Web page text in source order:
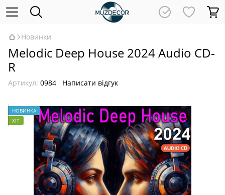
Новинки
Melodic Deep House 2024 Audio CD-
R
Артикул: 0984 Написати відгук
НОВИНКА
ХІТ